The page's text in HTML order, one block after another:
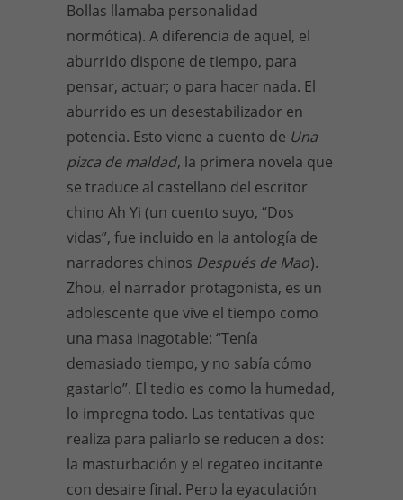
Bollas llamaba personalidad
normótica). A diferencia de aquel, el
aburrido dispone de tiempo, para
pensar, actuar; o para hacer nada. El
aburrido es un desestabilizador en
potencia. Esto viene a cuento de Una
pizca de maldad, la primera novela que
se traduce al castellano del escritor
chino Ah Yi (un cuento suyo, “Dos
vidas”, fue incluido en la antología de
narradores chinos Después de Mao).
Zhou, el narrador protagonista, es un
adolescente que vive el tiempo como
una masa inagotable: “Tenía
demasiado tiempo, y no sabía cómo
gastarlo”. El tedio es como la humedad,
lo impregna todo. Las tentativas que
realiza para paliarlo se reducen a dos:
la masturbación y el regateo incitante
con desaire final. Pero la eyaculación